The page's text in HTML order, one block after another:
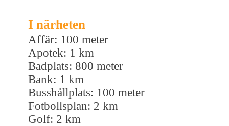
I närheten
Affär: 100 meter
Apotek: 1 km
Badplats: 800 meter
Bank: 1 km
Busshållplats: 100 meter
Fotbollsplan: 2 km
Golf: 2 km